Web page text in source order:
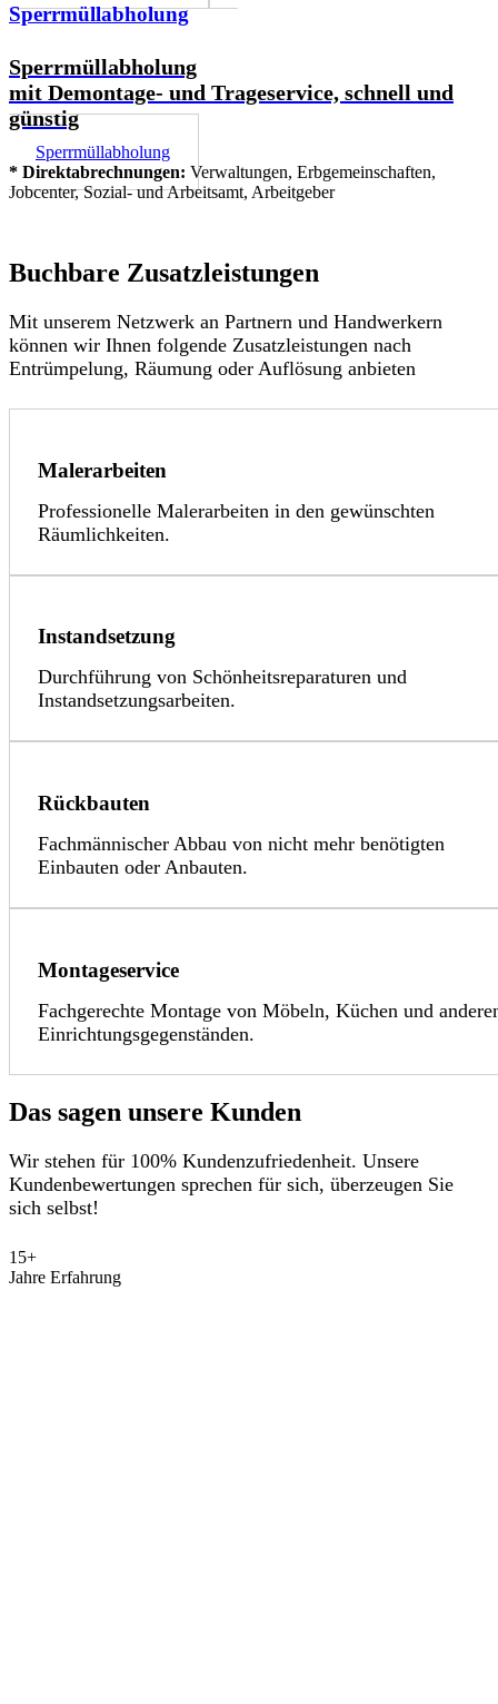
Sperrmüllabholung
Sperrmüllabholung
mit Demontage- und Trageservice, schnell und
günstig
Sperrmüllabholung
* Direktabrechnungen: Verwaltungen, Erbgemeinschaften,
Jobcenter, Sozial- und Arbeitsamt, Arbeitgeber
Buchbare Zusatzleistungen
Mit unserem Netzwerk an Partnern und Handwerkern
können wir Ihnen folgende Zusatzleistungen nach
Entrümpelung, Räumung oder Auflösung anbieten
Malerarbeiten
Professionelle Malerarbeiten in den gewünschten
Räumlichkeiten.
Instandsetzung
Durchführung von Schönheitsreparaturen und
Instandsetzungsarbeiten.
Rückbauten
Fachmännischer Abbau von nicht mehr benötigten
Einbauten oder Anbauten.
Montageservice
Fachgerechte Montage von Möbeln, Küchen und
Einrichtungsgegenständen.
Das sagen unsere Kunden
Wir stehen für 100% Kundenzufriedenheit. Unsere
Kundenbewertungen sprechen für sich, überzeugen Sie
sich selbst!
15+
Jahre Erfahrung